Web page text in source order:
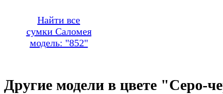
Найти все
сумки Саломея
модель: "852"
Другие модели в цвете "Серо-